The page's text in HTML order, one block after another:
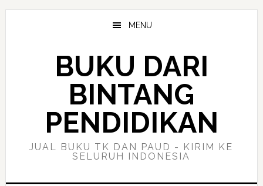
Skip
Skip
MENU
BUKU DARI
BINTANG
PENDIDIKAN
JUAL BUKU TK DAN PAUD - KIRIM KE
SELURUH INDONESIA